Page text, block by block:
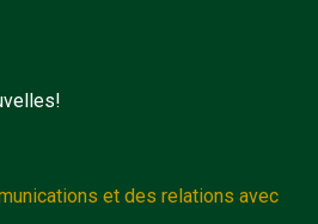
et des relations avec